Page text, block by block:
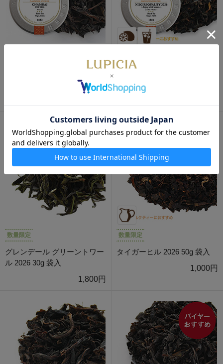
1,530円
50g 缶入
数量限定
グレンデール グリーントワー
ル 2026 30g 袋入
1,800円
数量限定
タイガーヒル 2026 50g 袋入
1,000円